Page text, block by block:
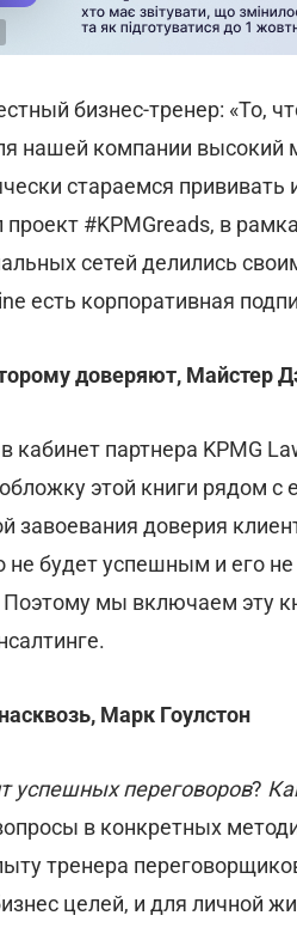
бизнес-тренер: «То,
нашей компании высокий
стараемся
проект #KPMGreads, в
сетей делились
есть корпоративная
доверяют, Майстер
в кабинет партнера KPMG
этой книги рядом
завоевания доверия
не будет успешным и его
Поэтому мы включаем эту
Марк Гоулстон
успешных переговоров?
в конкретных
тренера
целей, и для личной